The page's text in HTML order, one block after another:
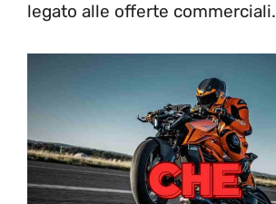
legato alle offerte commerciali.